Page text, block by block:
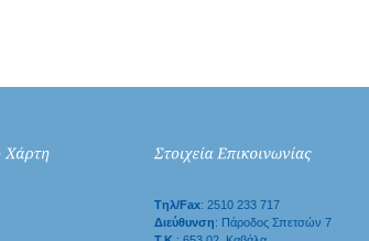
Tηλ/Fax: 2510 233 717
Διεύθυνση: Πάροδος Σπετσών 7